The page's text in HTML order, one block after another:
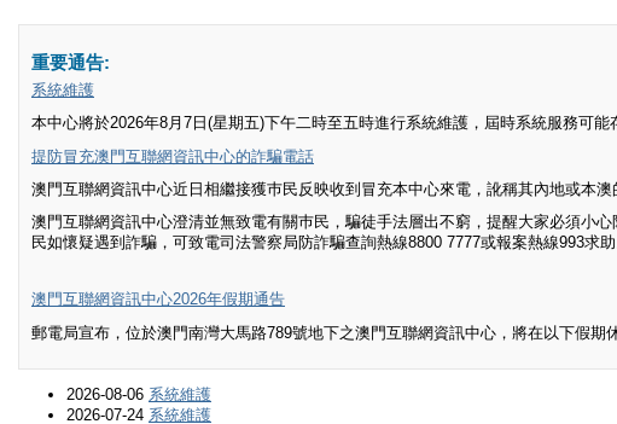
重要通告:
系統維護
本中心將於2026年8月7日(星期五)下午二時至五時進行系統維護，屆時系統服務可能
提防冒充澳門互聯網資訊中心的詐騙電話
澳門互聯網資訊中心近日相繼接獲巿民反映收到冒充本中心來電，訛稱其內地或本
澳門互聯網資訊中心澄清並無致電有關巿民，騙徒手法層出不窮，提醒大家必須小
民如懷疑遇到詐騙，可致電司法警察局防詐騙查詢熱線8800 7777或報案熱線993求助
澳門互聯網資訊中心2026年假期通告
郵電局宣布，位於澳門南灣大馬路789號地下之澳門互聯網資訊中心，將在以下假期
2026-08-06 系統維護
2026-07-24 系統維護